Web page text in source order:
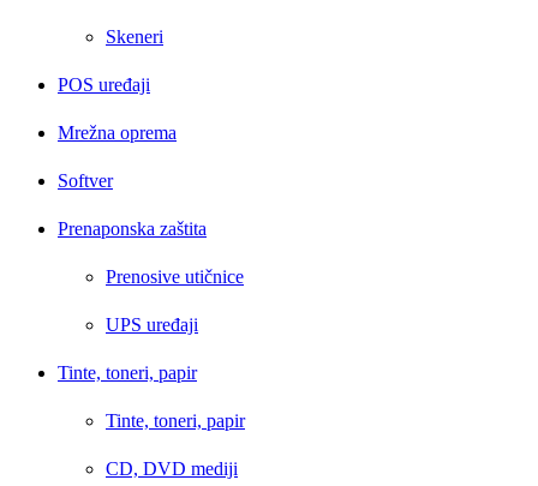
Skeneri
POS uređaji
Mrežna oprema
Softver
Prenaponska zaštita
Prenosive utičnice
UPS uređaji
Tinte, toneri, papir
Tinte, toneri, papir
CD, DVD mediji